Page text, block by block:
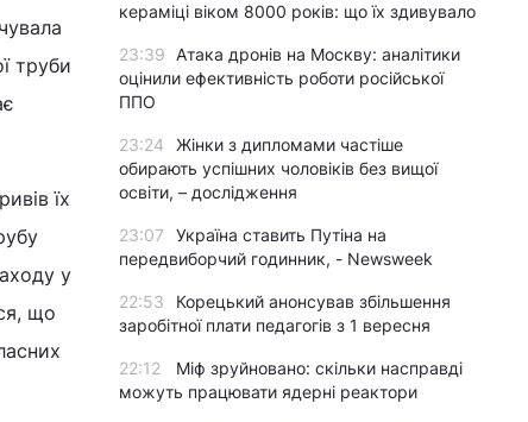
труби
їх
у
що
кераміці віком 8000 років: що їх здивувало
23:39
Атака дронів на Москву: аналітики
оцінили ефективність роботи російської
ППО
23:24
Жінки з дипломами частіше
обирають успішних чоловіків без вищої
освіти, – дослідження
23:07
Україна ставить Путіна на
передвиборчий годинник, - Newsweek
22:53
Корецький анонсував збільшення
заробітної плати педагогів з 1 вересня
22:12
Міф зруйновано: скільки насправді
можуть працювати ядерні реактори